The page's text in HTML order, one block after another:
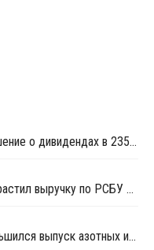
Акционеры "Акрона" утвердили решение о дивидендах в 235 рублей на акцию
За 6 месяцев 2026 года "Акрон" нарастил выручку по РСБУ на 1,3%
В России в первом полугодии уменьшился выпуск азотных и фосфорных удобрений